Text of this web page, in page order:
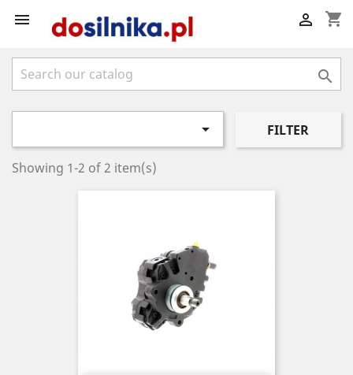
 shopping_cart


 FILTER
Showing 1-2 of 2 item(s)